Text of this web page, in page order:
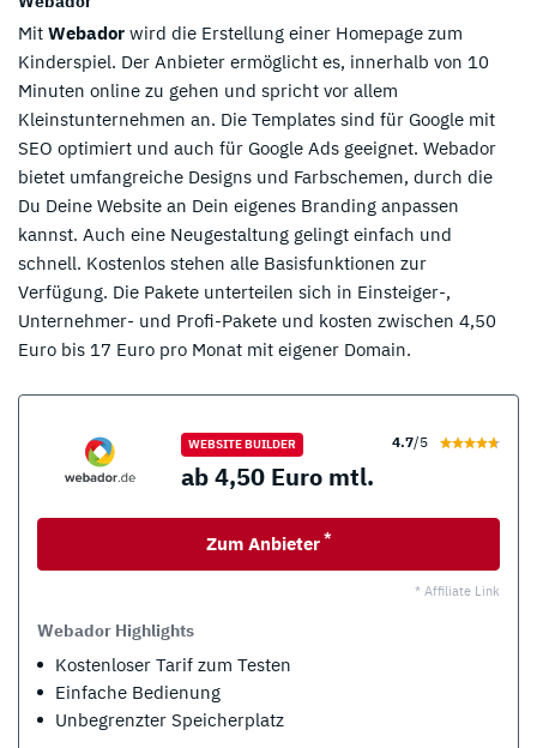
Mit Webador wird die Erstellung einer Homepage zum
Kinderspiel. Der Anbieter ermöglicht es, innerhalb von 10
Minuten online zu gehen und spricht vor allem
Kleinstunternehmen an. Die Templates sind für Google mit
SEO optimiert und auch für Google Ads geeignet. Webador
bietet umfangreiche Designs und Farbschemen, durch die
Du Deine Website an Dein eigenes Branding anpassen
kannst. Auch eine Neugestaltung gelingt einfach und
schnell. Kostenlos stehen alle Basisfunktionen zur
Verfügung. Die Pakete unterteilen sich in Einsteiger-,
Unternehmer- und Profi-Pakete und kosten zwischen 4,50
Euro bis 17 Euro pro Monat mit eigener Domain.
WEBSITE BUILDER 4.7/5
ab 4,50 Euro mtl.
Zum Anbieter *
* Affiliate Link
Webador Highlights
Kostenloser Tarif zum Testen
Einfache Bedienung
Unbegrenzter Speicherplatz